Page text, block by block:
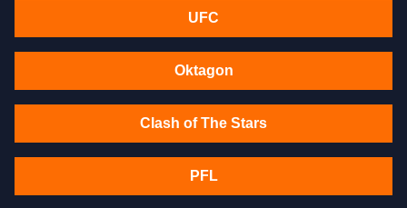
UFC
Oktagon
Clash of The Stars
PFL